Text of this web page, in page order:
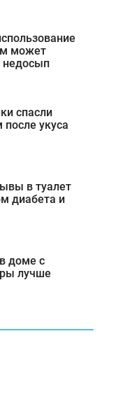
может
недосып
спасли
укуса
в туалет
диабета и
доме с
лучше